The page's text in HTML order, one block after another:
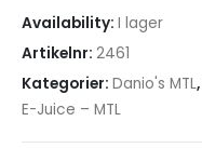
Availability: I lager
Artikelnr: 2461
Kategorier: Danio's MTL,
E-Juice – MTL